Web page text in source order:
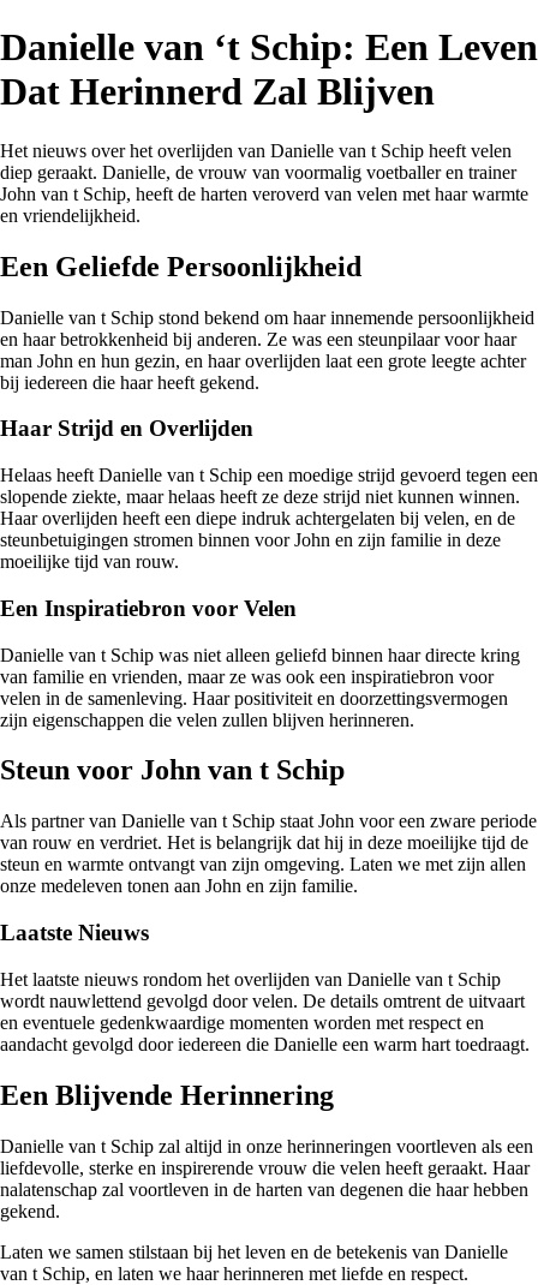
Danielle van ‘t Schip: Een Leven
Dat Herinnerd Zal Blijven
Het nieuws over het overlijden van Danielle van t Schip heeft velen
diep geraakt. Danielle, de vrouw van voormalig voetballer en trainer
John van t Schip, heeft de harten veroverd van velen met haar warmte
en vriendelijkheid.
Een Geliefde Persoonlijkheid
Danielle van t Schip stond bekend om haar innemende persoonlijkheid
en haar betrokkenheid bij anderen. Ze was een steunpilaar voor haar
man John en hun gezin, en haar overlijden laat een grote leegte achter
bij iedereen die haar heeft gekend.
Haar Strijd en Overlijden
Helaas heeft Danielle van t Schip een moedige strijd gevoerd tegen een
slopende ziekte, maar helaas heeft ze deze strijd niet kunnen winnen.
Haar overlijden heeft een diepe indruk achtergelaten bij velen, en de
steunbetuigingen stromen binnen voor John en zijn familie in deze
moeilijke tijd van rouw.
Een Inspiratiebron voor Velen
Danielle van t Schip was niet alleen geliefd binnen haar directe kring
van familie en vrienden, maar ze was ook een inspiratiebron voor
velen in de samenleving. Haar positiviteit en doorzettingsvermogen
zijn eigenschappen die velen zullen blijven herinneren.
Steun voor John van t Schip
Als partner van Danielle van t Schip staat John voor een zware periode
van rouw en verdriet. Het is belangrijk dat hij in deze moeilijke tijd de
steun en warmte ontvangt van zijn omgeving. Laten we met zijn allen
onze medeleven tonen aan John en zijn familie.
Laatste Nieuws
Het laatste nieuws rondom het overlijden van Danielle van t Schip
wordt nauwlettend gevolgd door velen. De details omtrent de uitvaart
en eventuele gedenkwaardige momenten worden met respect en
aandacht gevolgd door iedereen die Danielle een warm hart toedraagt.
Een Blijvende Herinnering
Danielle van t Schip zal altijd in onze herinneringen voortleven als een
liefdevolle, sterke en inspirerende vrouw die velen heeft geraakt. Haar
nalatenschap zal voortleven in de harten van degenen die haar hebben
gekend.
Laten we samen stilstaan bij het leven en de betekenis van Danielle
van t Schip, en laten we haar herinneren met liefde en respect.